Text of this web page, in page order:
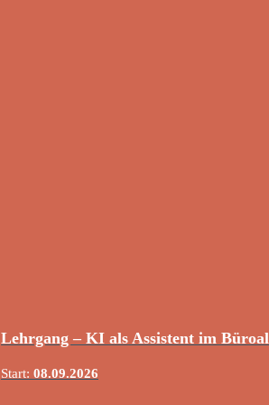
Lehrgang – KI als Assistent im
Start: 08.09.2026